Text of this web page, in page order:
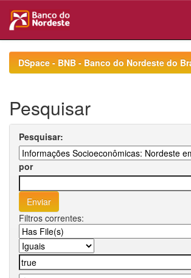
navigationDSpace - BNB - Banco do Nordeste do
Pesquisar
Pesquisar:
por
Filtros correntes: